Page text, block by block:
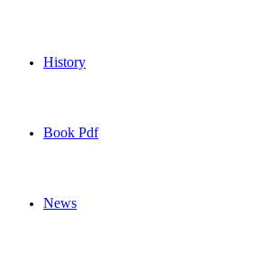
History
Book Pdf
News